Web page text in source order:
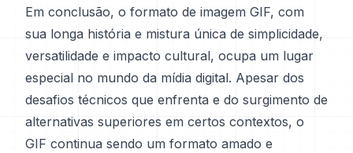
Em conclusão, o formato de imagem GIF, com
sua longa história e mistura única de simplicidade,
versatilidade e impacto cultural, ocupa um lugar
especial no mundo da mídia digital. Apesar dos
desafios técnicos que enfrenta e do surgimento de
alternativas superiores em certos contextos, o
GIF continua sendo um formato amado e